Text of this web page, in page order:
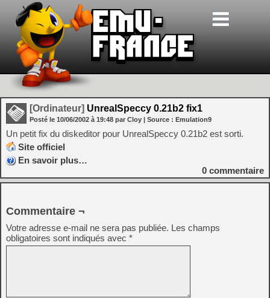
[Ordinateur] UnrealSpeccy 0.21b2 fix1
Posté le 10/06/2002 à 19:48 par Cloy | Source : Emulation9
Un petit fix du diskeditor pour UnrealSpeccy 0.21b2 est sorti.
Site officiel
En savoir plus…
0 commentaire
Commentaire ¬
Votre adresse e-mail ne sera pas publiée. Les champs
obligatoires sont indiqués avec *